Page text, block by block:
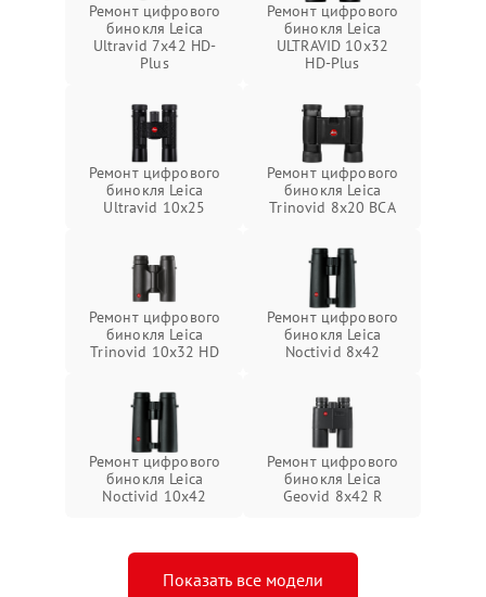
Ремонт цифрового
бинокля Leica
Ultravid 7x42 HD-
Plus
Ремонт цифрового
бинокля Leica
ULTRAVID 10x32
HD-Plus
Ремонт цифрового
бинокля Leica
Ultravid 10x25
Ремонт цифрового
бинокля Leica
Trinovid 8x20 BCA
Ремонт цифрового
бинокля Leica
Trinovid 10x32 HD
Ремонт цифрового
бинокля Leica
Noctivid 8x42
Ремонт цифрового
бинокля Leica
Noctivid 10x42
Ремонт цифрового
бинокля Leica
Geovid 8x42 R
Показать все модели